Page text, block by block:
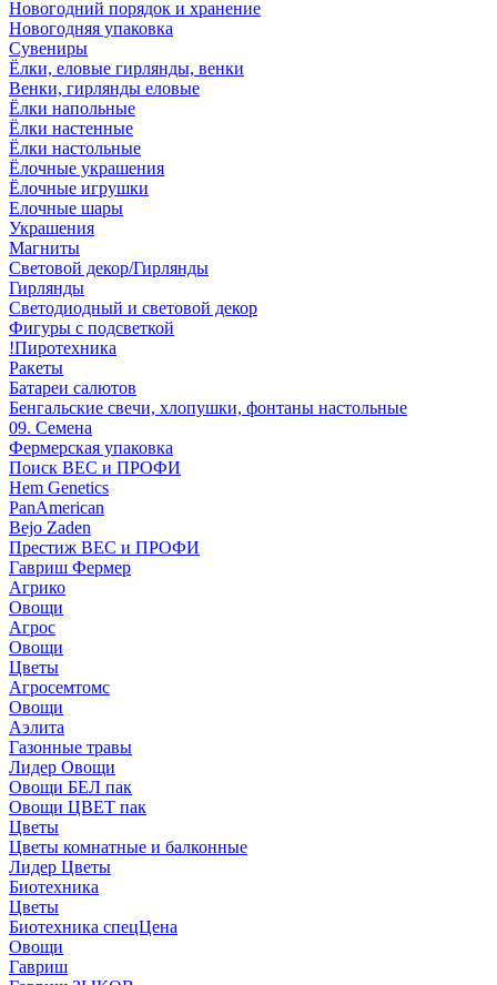
Новогодний порядок и хранение
Новогодняя упаковка
Сувениры
Ёлки, еловые гирлянды, венки
Венки, гирлянды еловые
Ёлки напольные
Ёлки настенные
Ёлки настольные
Ёлочные украшения
Ёлочные игрушки
Елочные шары
Украшения
Магниты
Световой декор/Гирлянды
Гирлянды
Светодиодный и световой декор
Фигуры с подсветкой
!Пиротехника
Ракеты
Батареи салютов
Бенгальские свечи, хлопушки, фонтаны настольные
09. Семена
Фермерская упаковка
Поиск ВЕС и ПРОФИ
Hem Genetics
PanAmerican
Bejo Zaden
Престиж ВЕС и ПРОФИ
Гавриш Фермер
Агрико
Овощи
Агрос
Овощи
Цветы
Агросемтомс
Овощи
Аэлита
Газонные травы
Лидер Овощи
Овощи БЕЛ пак
Овощи ЦВЕТ пак
Цветы
Цветы комнатные и балконные
Лидер Цветы
Биотехника
Цветы
Биотехника спецЦена
Овощи
Гавриш